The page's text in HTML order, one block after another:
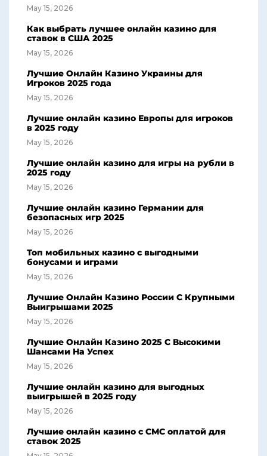
May 15, 2026
Как выбрать лучшее онлайн казино для
ставок в США 2025
May 15, 2026
Лучшие Онлайн Казино Украины для
Игроков 2025 года
May 15, 2026
Лучшие онлайн казино Европы для игроков
в 2025 году
May 15, 2026
Лучшие онлайн казино для игры на рубли в
2025 году
May 15, 2026
Лучшие онлайн казино Германии для
безопасных игр 2025
May 15, 2026
Топ мобильных казино с выгодными
бонусами и играми
May 15, 2026
Лучшие Онлайн Казино России С Крупными
Выигрышами 2025
May 15, 2026
Лучшие Онлайн Казино 2025 С Высокими
Шансами На Успех
May 15, 2026
Лучшие онлайн казино для выгодных
выигрышей в 2025 году
May 15, 2026
Лучшие онлайн казино с СМС оплатой для
ставок 2025